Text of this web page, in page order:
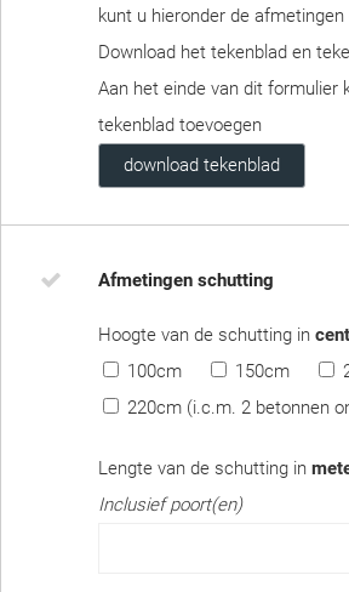
kunt u hieronder de afmetingen
Download het tekenblad en
Aan het einde van dit formulier
tekenblad toevoegen
download tekenblad
Afmetingen schutting
Hoogte van de schutting in
100cm
150cm
220cm (i.c.m. 2 betonnen
Lengte van de schutting in
Inclusief poort(en)